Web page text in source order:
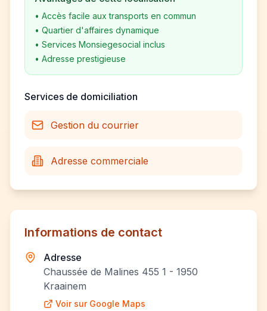
• Accès facile aux transports en commun
• Quartier d'affaires dynamique
• Services Monsiegesocial inclus
• Adresse prestigieuse
Services de domiciliation
Gestion du courrier
Adresse commerciale
Informations de contact
Adresse
Chaussée de Malines 455 1 - 1950
Kraainem
Voir sur Google Maps